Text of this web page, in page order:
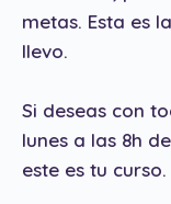
metas. Esta es
llevo.
Si deseas con
lunes a las 8h
este es tu curso.